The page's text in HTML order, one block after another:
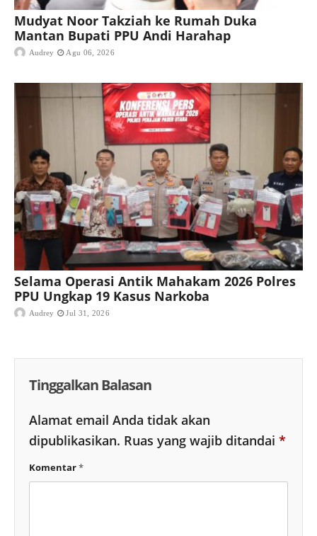
Mudyat Noor Takziah ke Rumah Duka
Mantan Bupati PPU Andi Harahap
Audrey Agu 06, 2026
Selama Operasi Antik Mahakam 2026 Polres
PPU Ungkap 19 Kasus Narkoba
Audrey Jul 31, 2026
Tinggalkan Balasan
Alamat email Anda tidak akan
dipublikasikan. Ruas yang wajib ditandai *
Komentar*